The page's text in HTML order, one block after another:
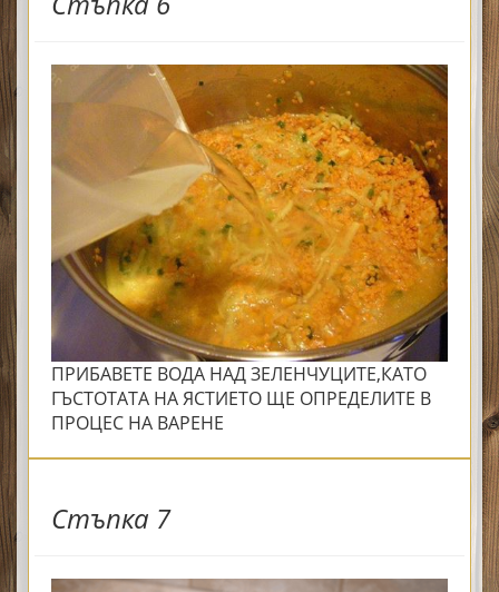
ПРИБАВЕТЕ ВОДА НАД ЗЕЛЕНЧУЦИТЕ,КАТО
ГЪСТОТАТА НА ЯСТИЕТО ЩЕ ОПРЕДЕЛИТЕ В
ПРОЦЕС НА ВАРЕНЕ
Стъпка 7